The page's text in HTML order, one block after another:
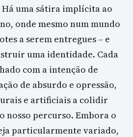
uma sátira implícita ao
onde mesmo num mundo
a serem entregues – e
uma identidade. Cada
com a intenção de
de absurdo e opressão,
e artificiais a colidir
nosso percurso. Embora o
particularmente variado,